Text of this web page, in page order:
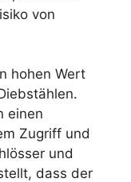
von
hohen Wert
einen
Zugriff und
und
dass der